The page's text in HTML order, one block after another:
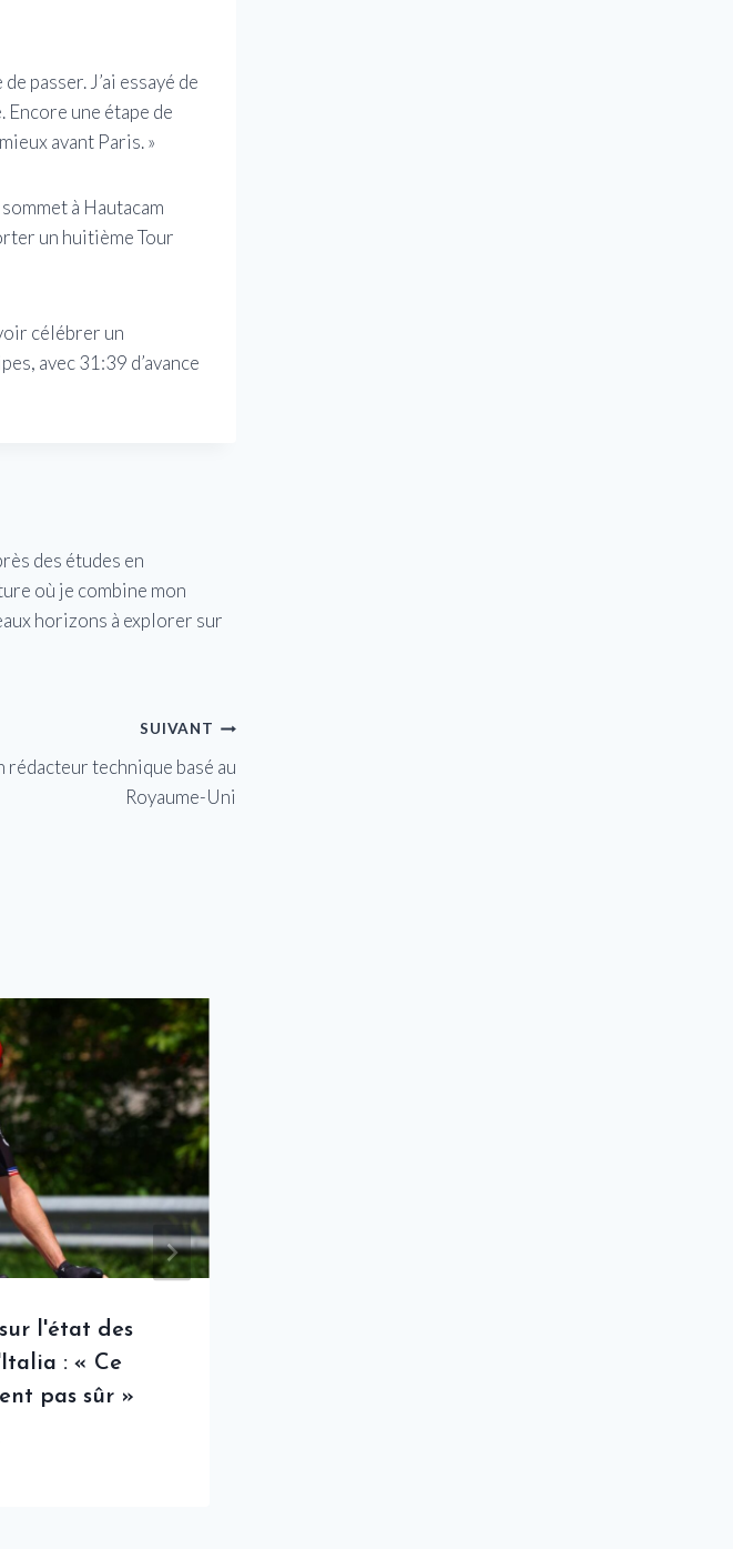
passer. J’ai essayé de
Encore une étape de
avant Paris. »
à Hautacam
un huitième Tour
célébrer un
avec 31:39 d’avance
des études en
où je combine mon
horizons à explorer sur
SUIVANT
technique basé au
Royaume-Uni
l'état des
: « Ce
pas sûr »